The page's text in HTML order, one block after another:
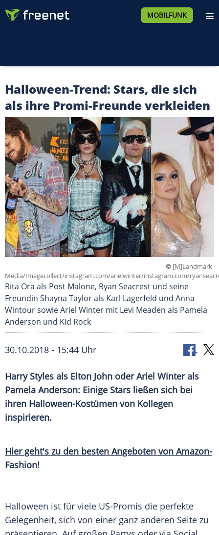
MOBILFUNK
Halloween-Trend: Stars, die sich
als ihre Promi-Freunde verkleiden
© [M]Landmark-
Media/Imagecollect/instagram.com/arielwinter/instagram.com/
Rita Ora als Post Malone, Ryan Seacrest und seine
Freundin Shayna Taylor als Karl Lagerfeld und Anna
Wintour sowie Ariel Winter mit Levi Meaden als Pamela
Anderson und Kid Rock
30.10.2018 - 15:44 Uhr
Harry Styles als Elton John oder Ariel Winter als
Pamela Anderson: Einige Stars ließen sich bei
ihren Halloween-Kostümen von Kollegen
inspirieren.
Hier geht's zu den besten Angeboten von Amazon-
Fashion!
Halloween ist für viele US-Promis die perfekte
Gelegenheit, sich von einer ganz anderen Seite zu